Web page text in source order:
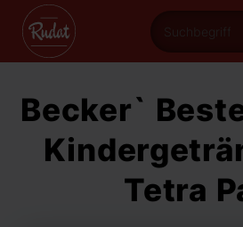
Becker`
Tetra